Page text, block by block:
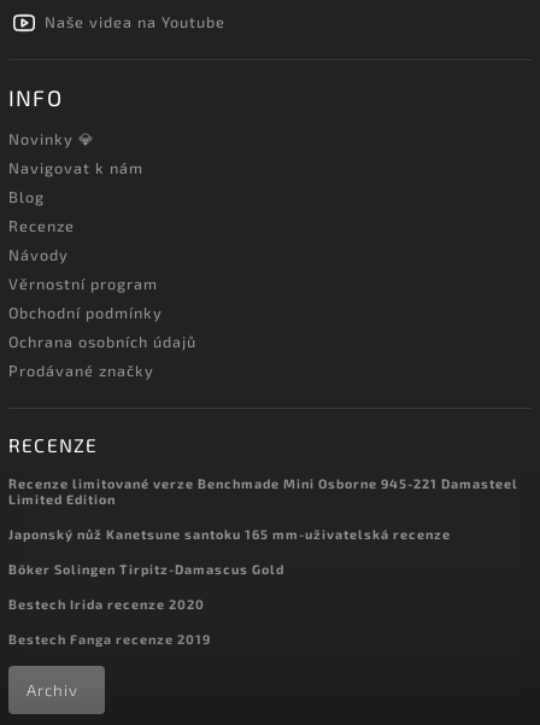
Naše videa na Youtube
INFO
Novinky 💎
Navigovat k nám
Blog
Recenze
Návody
Věrnostní program
Obchodní podmínky
Ochrana osobních údajů
Prodávané značky
RECENZE
Recenze limitované verze Benchmade Mini Osborne 945-221 Damasteel
Limited Edition
Japonský nůž Kanetsune santoku 165 mm-uživatelská recenze
Böker Solingen Tirpitz-Damascus Gold
Bestech Irida recenze 2020
Bestech Fanga recenze 2019
Archiv